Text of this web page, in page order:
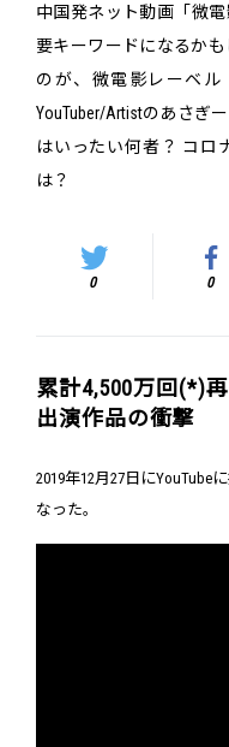
中国発ネット動画「微
要キーワードになるか
のが、微電影レーベル
YouTuber/Artistのあさぎ
はいったい何者？ コロ
は？
0 0
累計4,500万回(*)
出演作品の衝撃
2019年12月27日に
なった。